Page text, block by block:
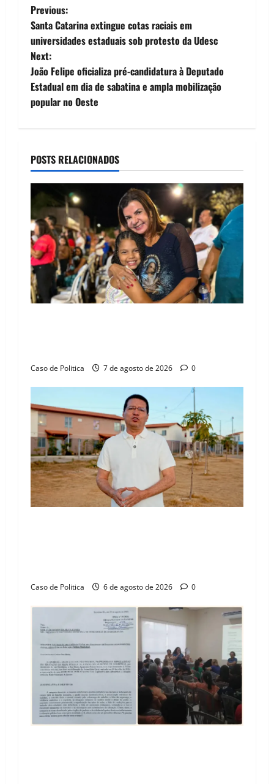
P
o
s
t
v
g
a
t
i
Previous:
Santa Catarina extingue cotas raciais em
universidades estaduais sob protesto da Udesc
Next:
João Felipe oficializa pré-candidatura à Deputado
Estadual em dia de sabatina e ampla mobilização
popular no Oeste
POSTS RELACIONADOS
Caso de Politica 7 de agosto de 2026 0
Caso de Politica 6 de agosto de 2026 0